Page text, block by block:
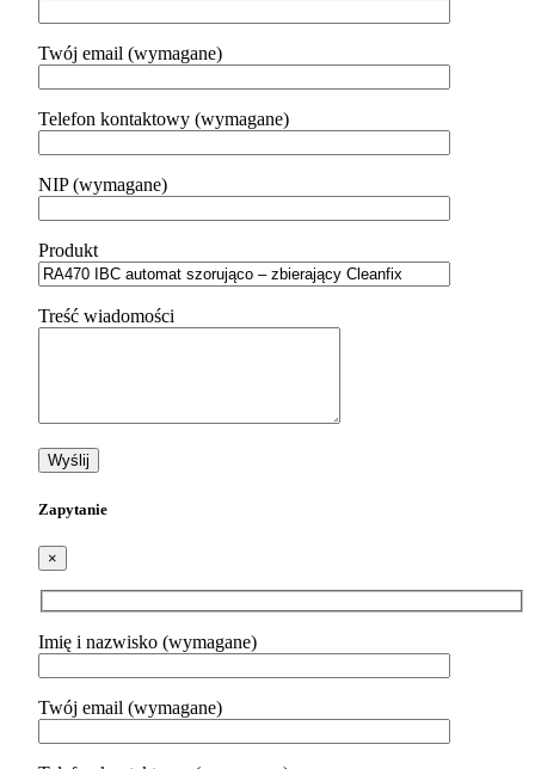
Twój email (wymagane)
Telefon kontaktowy (wymagane)
NIP (wymagane)
Produkt
Treść wiadomości
Zapytanie
×
Imię i nazwisko (wymagane)
Twój email (wymagane)